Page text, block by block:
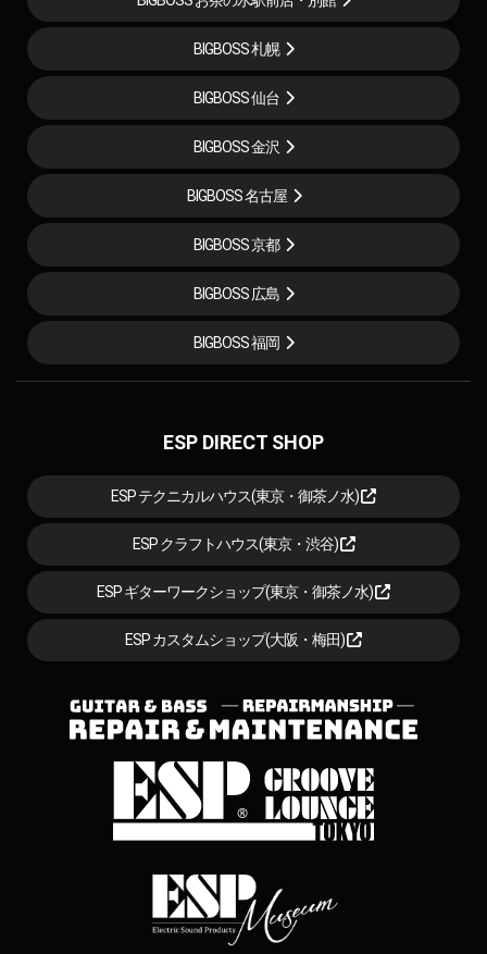
BIGBOSS 札幌
BIGBOSS 仙台
BIGBOSS 金沢
BIGBOSS 名古屋
BIGBOSS 京都
BIGBOSS 広島
BIGBOSS 福岡
ESP DIRECT SHOP
ESP テクニカルハウス(東京・御茶ノ水)
ESP クラフトハウス(東京・渋谷)
ESP ギターワークショップ(東京・御茶ノ水)
ESP カスタムショップ(大阪・梅田)